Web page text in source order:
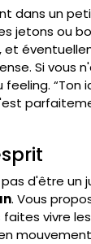
dans un
jetons ou
Si vous
“Ton
d'être un
. Vous
vivre